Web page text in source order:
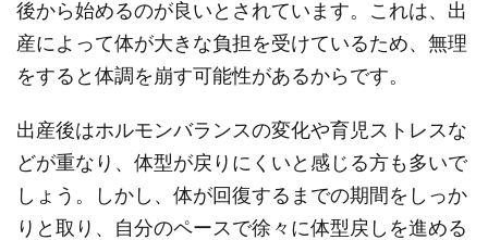
後から始めるのが良いとされています。これは、出
産によって体が大きな負担を受けているため、無理
をすると体調を崩す可能性があるからです。
出産後はホルモンバランスの変化や育児ストレスな
どが重なり、体型が戻りにくいと感じる方も多いで
しょう。しかし、体が回復するまでの期間をしっか
りと取り、自分のペースで徐々に体型戻しを進める